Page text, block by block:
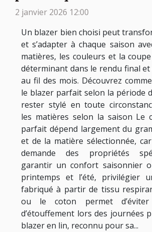
2 janvier 2026 12:00
Un blazer bien choisi peut
et s’adapter à chaque saison
matières, les couleurs et la
déterminant dans le rendu final
au fil des mois. Découvrez
le blazer parfait selon la période
rester stylé en toute
les matières selon la saison Le
parfait dépend largement du
et de la matière sélectionnée,
demande des propriétés
garantir un confort saisonnier
printemps et l’été, privilégier
fabriqué à partir de tissu
ou le coton permet
d’étouffement lors des journées
blazer en lin, reconnu pour sa...